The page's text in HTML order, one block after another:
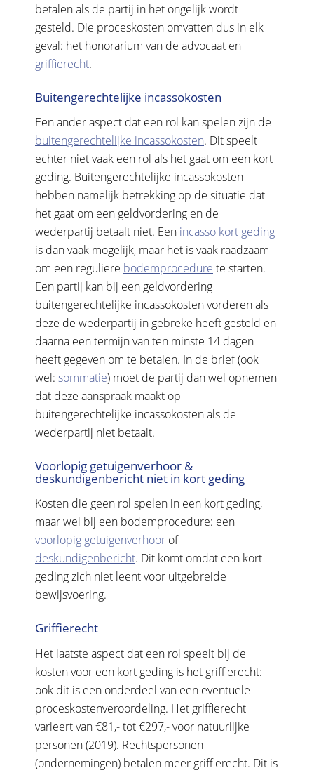
betalen als de partij in het ongelijk wordt
gesteld. Die proceskosten omvatten dus in elk
geval: het honorarium van de advocaat en
griffierecht.
Buitengerechtelijke incassokosten
Een ander aspect dat een rol kan spelen zijn de
buitengerechtelijke incassokosten. Dit speelt
echter niet vaak een rol als het gaat om een kort
geding. Buitengerechtelijke incassokosten
hebben namelijk betrekking op de situatie dat
het gaat om een geldvordering en de
wederpartij betaalt niet. Een incasso kort geding
is dan vaak mogelijk, maar het is vaak raadzaam
om een reguliere bodemprocedure te starten.
Een partij kan bij een geldvordering
buitengerechtelijke incassokosten vorderen als
deze de wederpartij in gebreke heeft gesteld en
daarna een termijn van ten minste 14 dagen
heeft gegeven om te betalen. In de brief (ook
wel: sommatie) moet de partij dan wel opnemen
dat deze aanspraak maakt op
buitengerechtelijke incassokosten als de
wederpartij niet betaalt.
Voorlopig getuigenverhoor &
deskundigenbericht niet in kort geding
Kosten die geen rol spelen in een kort geding,
maar wel bij een bodemprocedure: een
voorlopig getuigenverhoor of
deskundigenbericht. Dit komt omdat een kort
geding zich niet leent voor uitgebreide
bewijsvoering.
Griffierecht
Het laatste aspect dat een rol speelt bij de
kosten voor een kort geding is het griffierecht:
ook dit is een onderdeel van een eventuele
proceskostenveroordeling. Het griffierecht
varieert van €81,- tot €297,- voor natuurlijke
personen (2019). Rechtspersonen
(ondernemingen) betalen meer griffierecht. Dit is